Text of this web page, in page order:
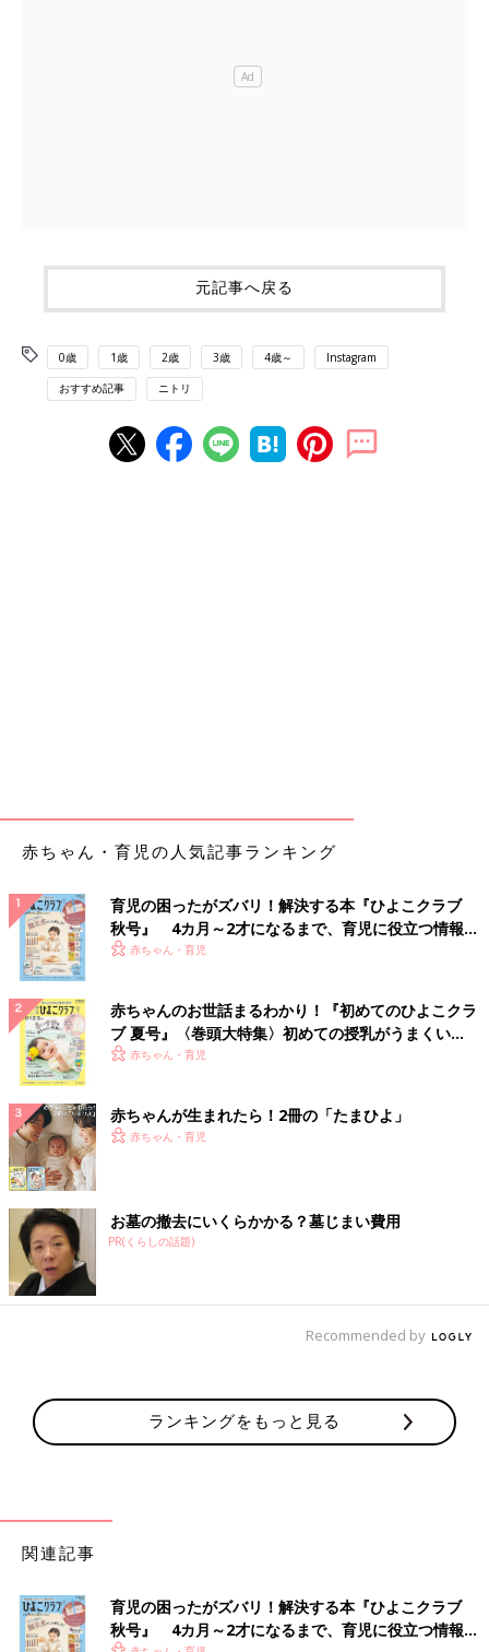
元記事へ戻る
0歳 1歳 2歳 3歳 4歳～ Instagram
おすすめ記事 ニトリ
赤ちゃん・育児の人気記事ランキング
育児の困ったがズバリ！解決する本『ひよこクラブ
秋号』 4カ月～2才になるまで、育児に役立つ情報が
いっぱい！
赤ちゃん・育児
赤ちゃんのお世話まるわかり！『初めてのひよこクラ
ブ 夏号』〈巻頭大特集〉初めての授乳がうまくい
く！ おっぱい・ミルクの基本と夏のトラブル 解決テ
赤ちゃん・育児
赤ちゃんが生まれたら！2冊の「たまひよ」
赤ちゃん・育児
お墓の撤去にいくらかかる？墓じまい費用
PR(くらしの話題)
Recommended by
ランキングをもっと見る
関連記事
育児の困ったがズバリ！解決する本『ひよこクラブ
秋号』 4カ月～2才になるまで、育児に役立つ情報が